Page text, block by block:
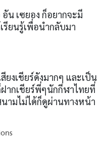
น เซยอง ก็อยากจะมี
รียนรู้เพื่อนำกลับมา
งเชียร์ดังมากๆ และเป็น
ฝากเชียร์พี่ๆนักกีฬาไทยที่
ามไม่ได้ก็ดูผ่านทางหน้า